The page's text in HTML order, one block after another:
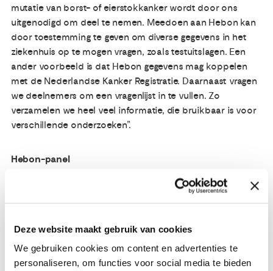
Deze website maakt gebruik van cookies
We gebruiken cookies om content en advertenties te
personaliseren, om functies voor social media te bieden
mutatie van borst- of eierstokkanker wordt door ons
uitgenodigd om deel te nemen. Meedoen aan Hebon kan
door toestemming te geven om diverse gegevens in het
ziekenhuis op te mogen vragen, zoals testuitslagen. Een
ander voorbeeld is dat Hebon gegevens mag koppelen
met de Nederlandse Kanker Registratie. Daarnaast vragen
we deelnemers om een vragenlijst in te vullen. Zo
verzamelen we heel veel informatie, die bruikbaar is voor
verschillende onderzoeken”.
Hebon-panel
vrouwen die allemaal bij de klinisch geneticus zijn geweest
Ze hoeven niet zelf patiënt te zijn (geweest) of een foutje in
het DNA te hebben (dus een pathogene variant van kanker
te hebben). “De betrokkenheid bij het Hebon-panel van